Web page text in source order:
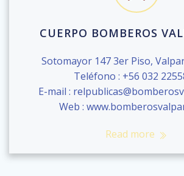
CUERPO BOMBEROS
Sotomayor 147 3er Piso,
Teléfono : +56 032
E-mail :
Web :
Read more